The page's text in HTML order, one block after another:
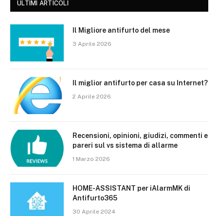
ULTIMI ARTICOLI
Il Migliore antifurto del mese
3 Aprile 2026
Il miglior antifurto per casa su Internet?
2 Aprile 2026
Recensioni, opinioni, giudizi, commenti e
pareri sul vs sistema di allarme
1 Marzo 2026
HOME-ASSISTANT per iAlarmMK di
Antifurto365
30 Aprile 2024